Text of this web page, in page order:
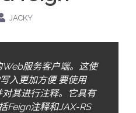
JACKY
服务客户端。这使
入更加方便 要使用
其进行注释。它具有
Feign注释和JAX-RS